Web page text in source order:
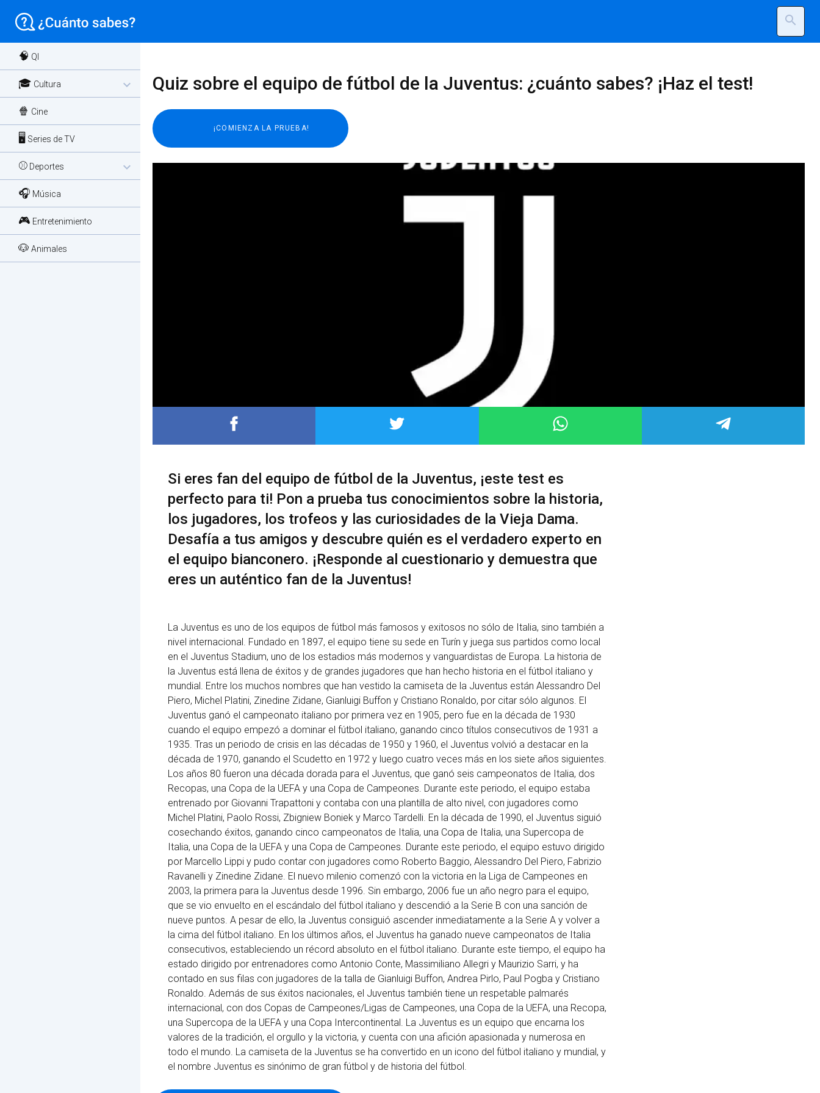
search
🧠 QI
🎓 Cultura expand_more
🍿 Cine
🖥️ Series de TV
⚾ Deportes expand_more
🎧 Música
🎮 Entretenimiento
🐶 Animales
Quiz sobre el equipo de fútbol de la Juventus: ¿cuánto sabes? ¡Haz el test!
Si eres fan del equipo de fútbol de la Juventus, ¡este test es
perfecto para ti! Pon a prueba tus conocimientos sobre la historia,
los jugadores, los trofeos y las curiosidades de la Vieja Dama.
Desafía a tus amigos y descubre quién es el verdadero experto en
el equipo bianconero. ¡Responde al cuestionario y demuestra que
eres un auténtico fan de la Juventus!
La Juventus es uno de los equipos de fútbol más famosos y exitosos no sólo de Italia, sino también a
nivel internacional. Fundado en 1897, el equipo tiene su sede en Turín y juega sus partidos como local
en el Juventus Stadium, uno de los estadios más modernos y vanguardistas de Europa. La historia de
la Juventus está llena de éxitos y de grandes jugadores que han hecho historia en el fútbol italiano y
mundial. Entre los muchos nombres que han vestido la camiseta de la Juventus están Alessandro Del
Piero, Michel Platini, Zinedine Zidane, Gianluigi Buffon y Cristiano Ronaldo, por citar sólo algunos. El
Juventus ganó el campeonato italiano por primera vez en 1905, pero fue en la década de 1930
cuando el equipo empezó a dominar el fútbol italiano, ganando cinco títulos consecutivos de 1931 a
1935. Tras un periodo de crisis en las décadas de 1950 y 1960, el Juventus volvió a destacar en la
década de 1970, ganando el Scudetto en 1972 y luego cuatro veces más en los siete años siguientes.
Los años 80 fueron una década dorada para el Juventus, que ganó seis campeonatos de Italia, dos
Recopas, una Copa de la UEFA y una Copa de Campeones. Durante este periodo, el equipo estaba
entrenado por Giovanni Trapattoni y contaba con una plantilla de alto nivel, con jugadores como
Michel Platini, Paolo Rossi, Zbigniew Boniek y Marco Tardelli. En la década de 1990, el Juventus siguió
cosechando éxitos, ganando cinco campeonatos de Italia, una Copa de Italia, una Supercopa de
Italia, una Copa de la UEFA y una Copa de Campeones. Durante este periodo, el equipo estuvo dirigido
por Marcello Lippi y pudo contar con jugadores como Roberto Baggio, Alessandro Del Piero, Fabrizio
Ravanelli y Zinedine Zidane. El nuevo milenio comenzó con la victoria en la Liga de Campeones en
2003, la primera para la Juventus desde 1996. Sin embargo, 2006 fue un año negro para el equipo,
que se vio envuelto en el escándalo del fútbol italiano y descendió a la Serie B con una sanción de
nueve puntos. A pesar de ello, la Juventus consiguió ascender inmediatamente a la Serie A y volver a
la cima del fútbol italiano. En los últimos años, el Juventus ha ganado nueve campeonatos de Italia
consecutivos, estableciendo un récord absoluto en el fútbol italiano. Durante este tiempo, el equipo ha
estado dirigido por entrenadores como Antonio Conte, Massimiliano Allegri y Maurizio Sarri, y ha
contado en sus filas con jugadores de la talla de Gianluigi Buffon, Andrea Pirlo, Paul Pogba y Cristiano
Ronaldo. Además de sus éxitos nacionales, el Juventus también tiene un respetable palmarés
internacional, con dos Copas de Campeones/Ligas de Campeones, una Copa de la UEFA, una Recopa,
una Supercopa de la UEFA y una Copa Intercontinental. La Juventus es un equipo que encarna los
valores de la tradición, el orgullo y la victoria, y cuenta con una afición apasionada y numerosa en
todo el mundo. La camiseta de la Juventus se ha convertido en un icono del fútbol italiano y mundial, y
el nombre Juventus es sinónimo de gran fútbol y de historia del fútbol.